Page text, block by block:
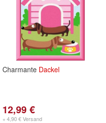
Charmante Dackel
12,99 €
+ 4,90 € Versand